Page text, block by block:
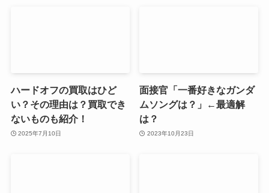
ハードオフの買取はひど
い？その理由は？買取でき
ないものも紹介！
2025年7月10日
面接官「一番好きなガンダ
ムソングは？」←最適解
は？
2023年10月23日